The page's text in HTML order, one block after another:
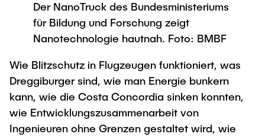
Der NanoTruck des Bundesministeriums
für Bildung und Forschung zeigt
Nanotechnologie hautnah. Foto: BMBF
Wie Blitzschutz in Flugzeugen funktioniert, was
Dreggiburger sind, wie man Energie bunkern
kann, wie die Costa Concordia sinken konnten,
wie Entwicklungszusammenarbeit von
Ingenieuren ohne Grenzen gestaltet wird, wie